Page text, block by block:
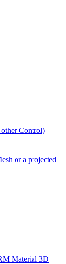
Control)
or a projected
Material 3D